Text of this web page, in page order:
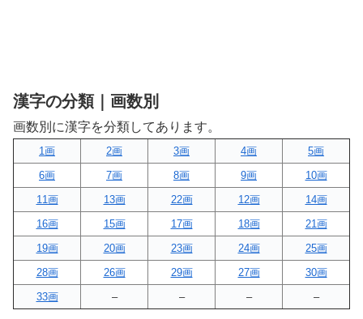
漢字の分類｜画数別
画数別に漢字を分類してあります。
1画 2画 3画 4画
5画
6画
7画 8画 9画
10画
11画
13画 22画 12画
14画
16画
15画 17画 18画
21画
19画
20画 23画 24画
25画
28画
26画 29画 27画
30画
33画
– – – –